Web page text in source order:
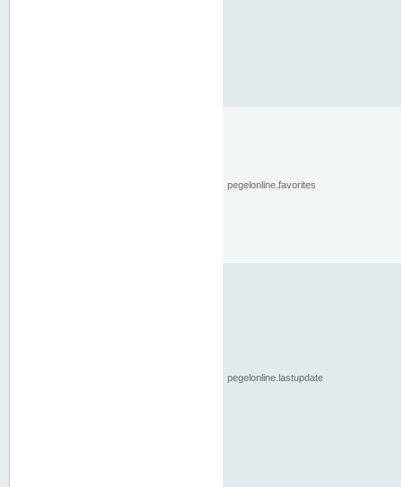
pegelonline.favorites
pegelonline.lastupdate